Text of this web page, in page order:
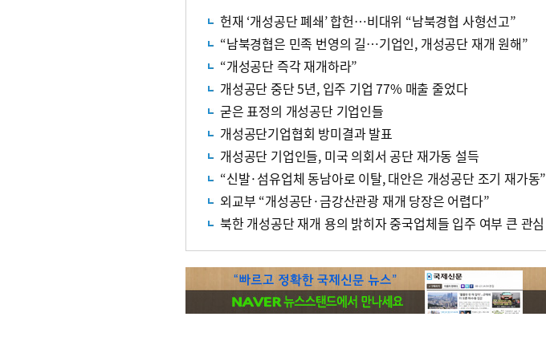
헌재 ‘개성공단 폐쇄’ 합헌…비대위 “남북경협 사형선고”
“남북경협은 민족 번영의 길…기업인, 개성공단 재개 원해”
“개성공단 즉각 재개하라”
개성공단 중단 5년, 입주 기업 77% 매출 줄었다
굳은 표정의 개성공단 기업인들
개성공단기업협회 방미결과 발표
개성공단 기업인들, 미국 의회서 공단 재가동 설득
“신발·섬유업체 동남아로 이탈, 대안은 개성공단 조기 재가동”
외교부 “개성공단·금강산관광 재개 당장은 어렵다”
북한 개성공단 재개 용의 밝히자 중국업체들 입주 여부 큰 관심